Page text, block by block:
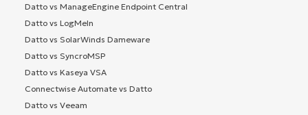
Datto vs ManageEngine Endpoint Central
Datto vs LogMeIn
Datto vs SolarWinds Dameware
Datto vs SyncroMSP
Datto vs Kaseya VSA
Connectwise Automate vs Datto
Datto vs Veeam